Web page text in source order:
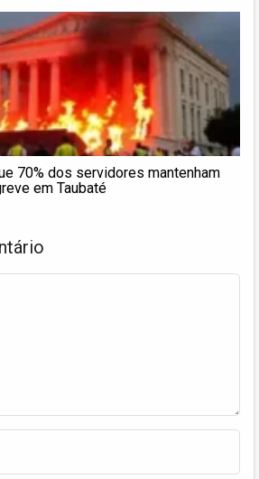
70% dos servidores mantenham
em Taubaté